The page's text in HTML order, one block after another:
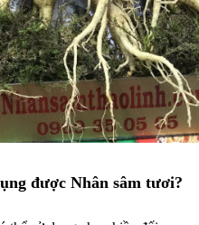
được Nhân sâm tươi?